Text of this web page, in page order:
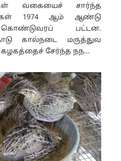
வகையைச் சார்ந்த
1974 ஆம் ஆண்டு
கொண்டுவரப் பட்டன.
கால்நடை மருத்துவ
சேர்ந்த நந...